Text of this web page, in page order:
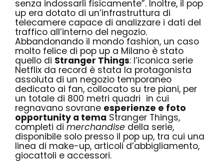
senza indossarli fisicamente”. Inoltre, il pop
up era dotato di un’infrastruttura di
telecamere capace di analizzare i dati del
traffico all’interno del negozio.
Abbandonando il mondo fashion, un caso
molto felice di pop up a Milano è stato
quello di Stranger Things: l’iconica serie
Netflix da record è stata la protagonista
assoluta di un negozio temporaneo
dedicato ai fan, collocato su tre piani, per
un totale di 800 metri quadri in cui
regnavano sovrane esperienze e foto
opportunity a tema Stranger Things,
completi di merchandise della serie,
disponibile solo presso il pop up, tra cui una
linea di make-up, articoli d’abbigliamento,
giocattoli e accessori.